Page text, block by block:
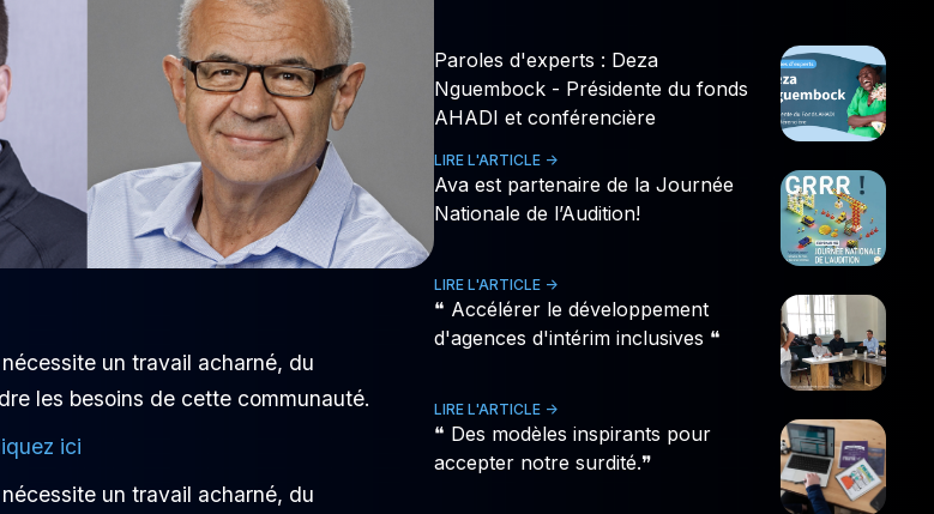
un travail acharné, du
les besoins de cette communauté.
ici
un travail acharné, du
Paroles d'experts : Deza
Nguembock - Présidente du fonds
AHADI et conférencière
LIRE L'ARTICLE ->
Ava est partenaire de la Journée
Nationale de l’Audition!
LIRE L'ARTICLE ->
❝ Accélérer le développement
d'agences d'intérim inclusives ❝
LIRE L'ARTICLE ->
❝ Des modèles inspirants pour
accepter notre surdité.❞